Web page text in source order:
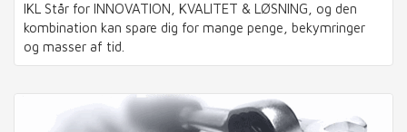
IKL Står for INNOVATION, KVALITET & LØSNING, og den
kombination kan spare dig for mange penge, bekymringer
og masser af tid.